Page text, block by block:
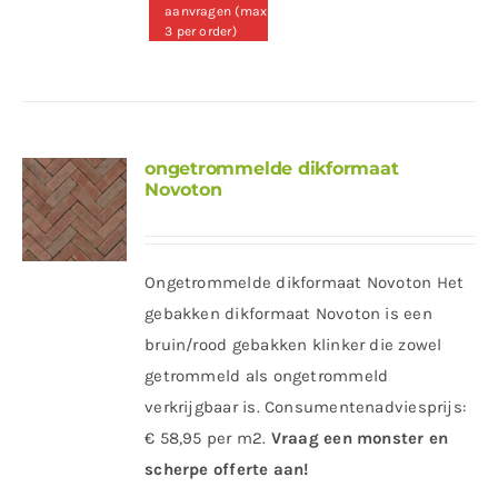
aanvragen (max
3 per order)
ongetrommelde dikformaat
Novoton
Ongetrommelde dikformaat Novoton Het
gebakken dikformaat Novoton is een
bruin/rood gebakken klinker die zowel
getrommeld als ongetrommeld
verkrijgbaar is. Consumentenadviesprijs:
€ 58,95 per m2. Vraag een monster en
scherpe offerte aan!